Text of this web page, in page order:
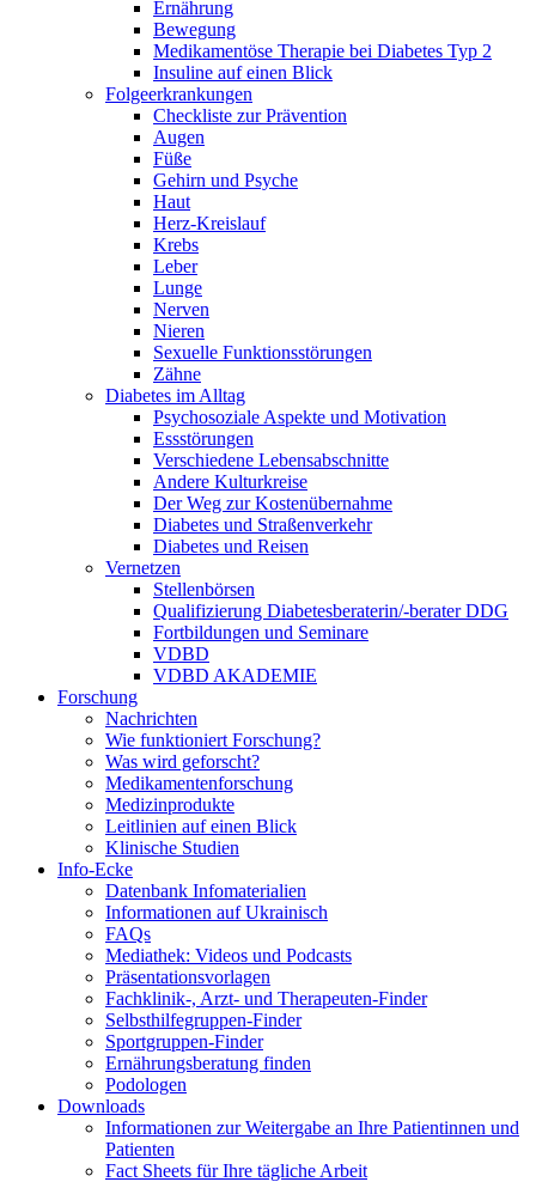
Ernährung
Bewegung
Medikamentöse Therapie bei Diabetes Typ 2
Insuline auf einen Blick
Folgeerkrankungen
Checkliste zur Prävention
Augen
Füße
Gehirn und Psyche
Haut
Herz-Kreislauf
Krebs
Leber
Lunge
Nerven
Nieren
Sexuelle Funktionsstörungen
Zähne
Diabetes im Alltag
Psychosoziale Aspekte und Motivation
Essstörungen
Verschiedene Lebensabschnitte
Andere Kulturkreise
Der Weg zur Kostenübernahme
Diabetes und Straßenverkehr
Diabetes und Reisen
Vernetzen
Stellenbörsen
Qualifizierung Diabetesberaterin/­-berater DDG
Fortbildungen und Seminare
VDBD
VDBD AKADEMIE
Forschung
Nachrichten
Wie funktioniert Forschung?
Was wird geforscht?
Medikamentenforschung
Medizinprodukte
Leitlinien auf einen Blick
Klinische Studien
Info-Ecke
Datenbank Infomaterialien
Informationen auf Ukrainisch
FAQs
Mediathek: Videos und Podcasts
Präsentationsvorlagen
Fachklinik-, Arzt- und Therapeuten-Finder
Selbsthilfegruppen-Finder
Sportgruppen-Finder
Ernährungsberatung finden
Podologen
Downloads
Informationen zur Weitergabe an Ihre Patientinnen und
Patienten
Fact Sheets für Ihre tägliche Arbeit